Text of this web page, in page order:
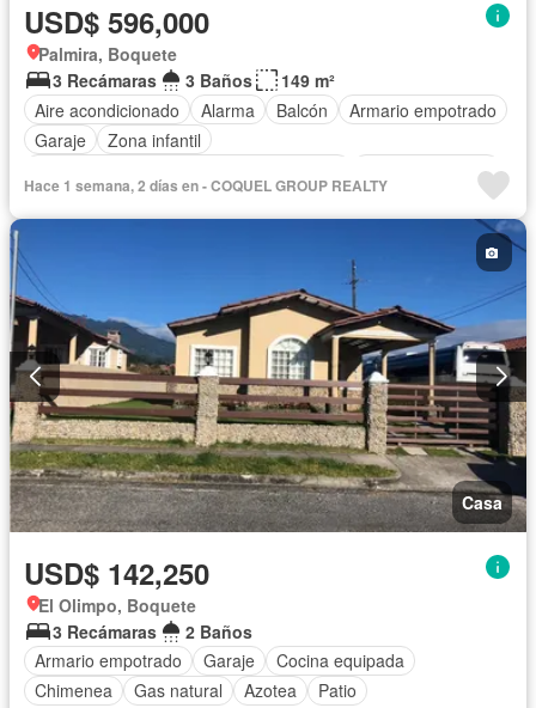
USD$ 596,000
Palmira, Boquete
3 Recámaras
3 Baños
149 m²
Aire acondicionado
Alarma Balcón
Armario empotrado
Garaje
Zona infantil
Cocina equipada
Parrilla
Gimnasio Ascensor Gas natural
Hace 1 semana, 2 días en - COQUEL GROUP REALTY
Casa
USD$ 142,250
El Olimpo, Boquete
3 Recámaras
2 Baños
Armario empotrado
Garaje
Cocina equipada
Chimenea
Gas natural Azotea Patio